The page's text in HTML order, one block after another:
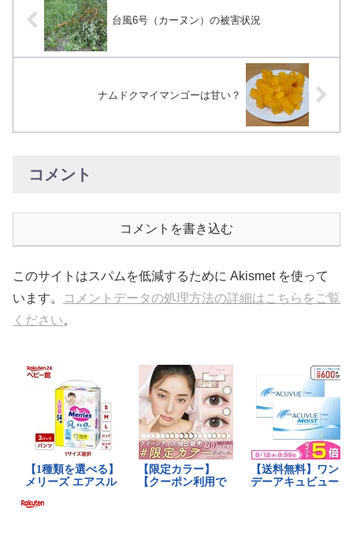
台風6号（カーヌン）の被害状況
ナムドクマイマンゴーは甘い？
コメント
コメントを書き込む
このサイトはスパムを低減するために Akismet を使って
います。
コメントデータの処理方法の詳細はこちらをご覧
ください。